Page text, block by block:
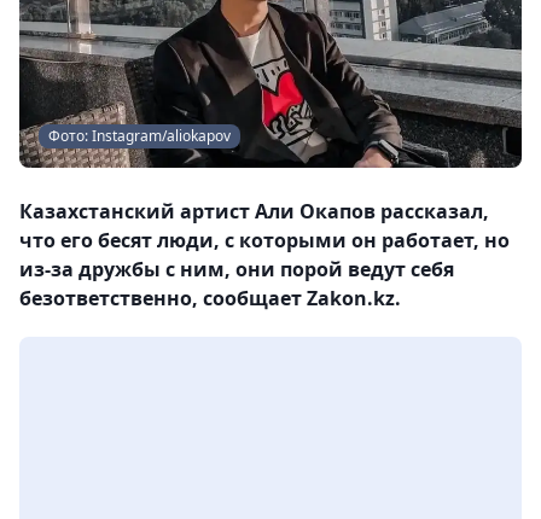
Фото: Instagram/aliokapov
Казахстанский артист Али Окапов рассказал,
что его бесят люди, с которыми он работает, но
из-за дружбы с ним, они порой ведут себя
безответственно, сообщает Zakon.kz.